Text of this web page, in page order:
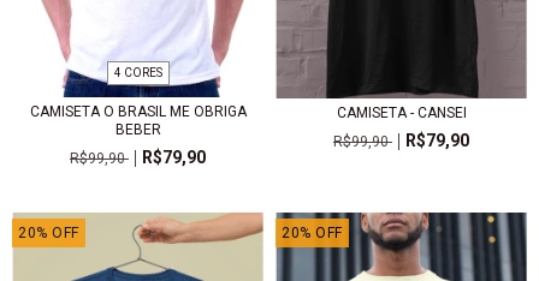
4 CORES
CAMISETA O BRASIL ME OBRIGA
BEBER
R$99,90
R$79,90
CAMISETA - CANSEI
R$99,90
R$79,90
20% OFF 20% OFF